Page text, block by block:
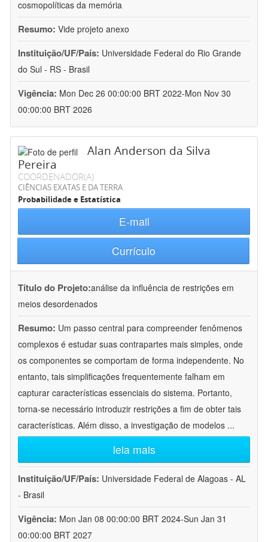
cosmopolíticas da memória
Resumo: Vide projeto anexo
Instituição/UF/País: Universidade Federal do Rio Grande
do Sul - RS - Brasil
Vigência: Mon Dec 26 00:00:00 BRT 2022-Mon Nov 30
00:00:00 BRT 2026
Alan Anderson da Silva
Pereira
COORDENADOR(A)
CIÊNCIAS EXATAS E DA TERRA
Probabilidade e Estatística
E-mail
Currículo
Título do Projeto:análise da influência de restrições em
meios desordenados
Resumo: Um passo central para compreender fenômenos
complexos é estudar suas contrapartes mais simples, onde
os componentes se comportam de forma independente. No
entanto, tais simplificações frequentemente falham em
capturar características essenciais do sistema. Portanto,
torna-se necessário introduzir restrições a fim de obter tais
características. Além disso, a investigação de modelos ...
leia mais
Instituição/UF/País: Universidade Federal de Alagoas - AL
- Brasil
Vigência: Mon Jan 08 00:00:00 BRT 2024-Sun Jan 31
00:00:00 BRT 2027